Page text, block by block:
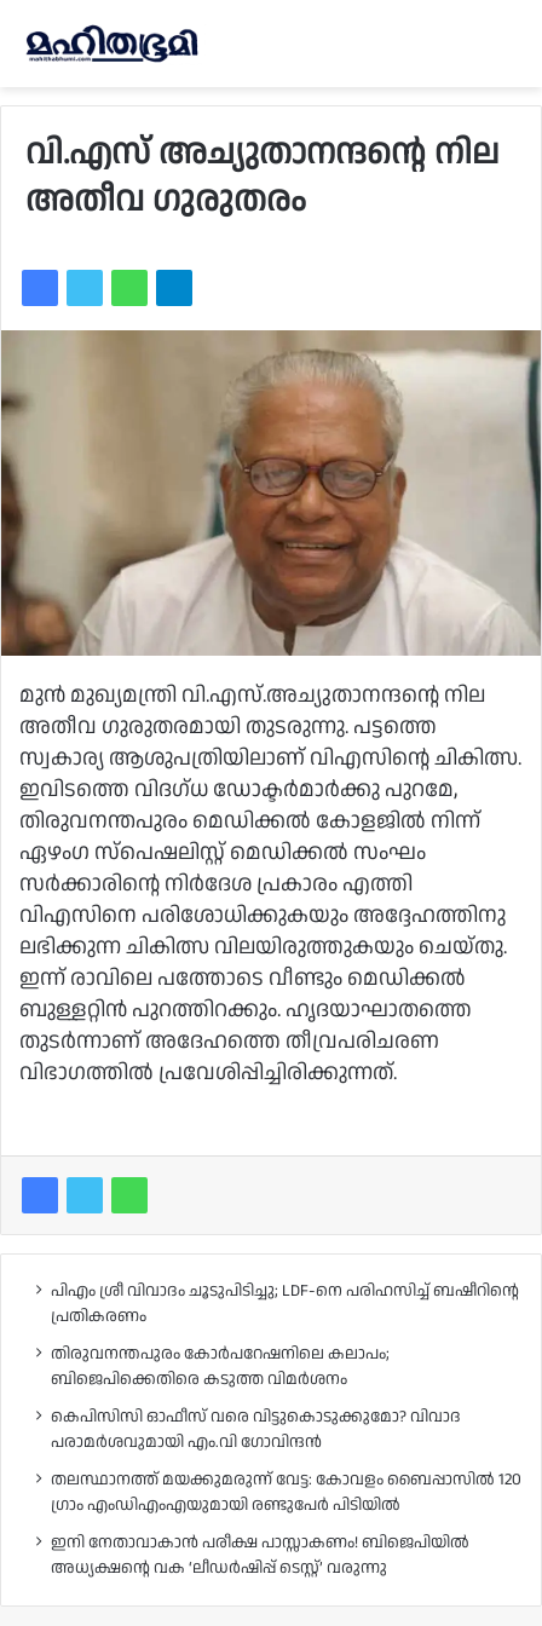
വി.എസ് അച്യുതാനന്ദന്റെ നില
അതീവ ഗുരുതരം
മുന്‍ മുഖ്യമന്ത്രി വി.എസ്.അച്യുതാനന്ദന്റെ നില
അതീവ ഗുരുതരമായി തുടരുന്നു. പട്ടത്തെ
സ്വകാര്യ ആശുപത്രിയിലാണ് വിഎസിന്റെ ചികിത്സ.
ഇവിടത്തെ വിദഗ്ധ ഡോക്ടര്‍മാര്‍ക്കു പുറമേ,
തിരുവനന്തപുരം മെഡിക്കല്‍ കോളജില്‍ നിന്ന്
ഏഴംഗ സ്‌പെഷലിസ്റ്റ് മെഡിക്കല്‍ സംഘം
സര്‍ക്കാരിന്റെ നിര്‍ദേശ പ്രകാരം എത്തി
വിഎസിനെ പരിശോധിക്കുകയും അദ്ദേഹത്തിനു
ലഭിക്കുന്ന ചികിത്സ വിലയിരുത്തുകയും ചെയ്തു.
ഇന്ന് രാവിലെ പത്തോടെ വീണ്ടും മെഡിക്കല്‍
ബുള്ളറ്റിന്‍ പുറത്തിറക്കും. ഹൃദയാഘാതത്തെ
തുടര്‍ന്നാണ് അദേഹത്തെ തീവ്രപരിചരണ
വിഭാഗത്തില്‍ പ്രവേശിപ്പിച്ചിരിക്കുന്നത്.
പിഎം ശ്രീ വിവാദം ചൂടുപിടിച്ചു; LDF-നെ പരിഹസിച്ച് ബഷീറിന്റെ
പ്രതികരണം
തിരുവനന്തപുരം കോർപറേഷനിലെ കലാപം;
ബിജെപിക്കെതിരെ കടുത്ത വിമർശനം
കെപിസിസി ഓഫീസ് വരെ വിട്ടുകൊടുക്കുമോ? വിവാദ
പരാമർശവുമായി എം.വി ഗോവിന്ദൻ
തലസ്ഥാനത്ത് മയക്കുമരുന്ന് വേട്ട: കോവളം ബൈപ്പാസിൽ 120
ഗ്രാം എംഡിഎംഎയുമായി രണ്ടുപേർ പിടിയിൽ
ഇനി നേതാവാകാൻ പരീക്ഷ പാസ്സാകണം! ബിജെപിയിൽ
അധ്യക്ഷന്റെ വക ‘ലീഡർഷിപ്പ് ടെസ്റ്റ്’ വരുന്നു